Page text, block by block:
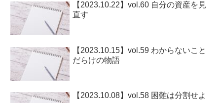
【2023.10.22】vol.60 自分の資産を見
直す
【2023.10.15】vol.59 わからないこと
だらけの物語
【2023.10.08】vol.58 困難は分割せよ